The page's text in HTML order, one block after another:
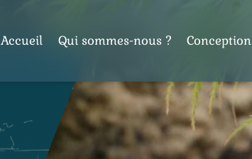
Accueil Qui sommes-nous ? Conception